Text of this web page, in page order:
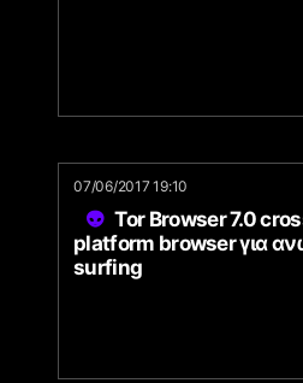
07/06/2017 19:10
Tor Browser 7.0
platform browser για
surfing